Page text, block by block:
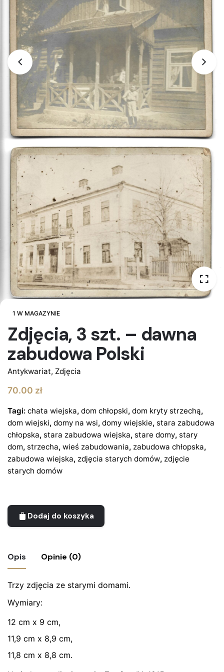
1 W MAGAZYNIE
Zdjęcia, 3 szt. – dawna
zabudowa Polski
Antykwariat, Zdjęcia
70.00 zł
Tagi: chata wiejska, dom chłopski, dom kryty strzechą,
dom wiejski, domy na wsi, domy wiejskie, stara zabudowa
chłopska, stara zabudowa wiejska, stare domy, stary
dom, strzecha, wieś zabudowania, zabudowa chłopska,
zabudowa wiejska, zdjęcia starych domów, zdjęcie
starych domów
Dodaj do koszyka
Opis Opinie (0)
Trzy zdjęcia ze starymi domami.
Wymiary:
12 cm x 9 cm,
11,9 cm x 8,9 cm,
11,8 cm x 8,8 cm.
Nie ma jeszcze żadnych recenzji.
Bądź pierwszym recenzentem “Zdjęcia, 3
szt. – dawna zabudowa Polski”
Twój adres email nie zostanie opublikowany.
pola są oznaczone